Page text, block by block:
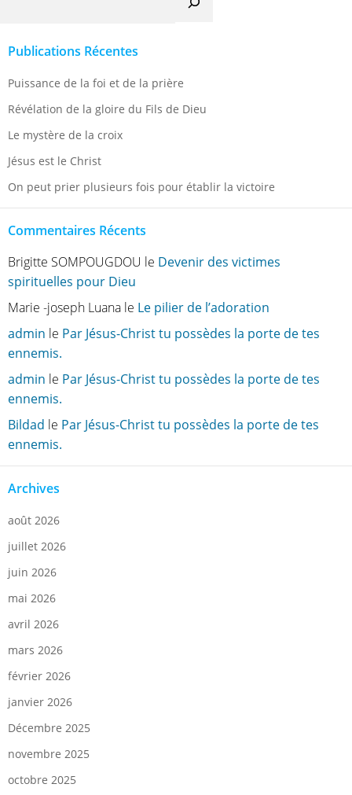
Publications Récentes
Puissance de la foi et de la prière
Révélation de la gloire du Fils de Dieu
Le mystère de la croix
Jésus est le Christ
On peut prier plusieurs fois pour établir la victoire
Commentaires Récents
Brigitte SOMPOUGDOU le Devenir des victimes
spirituelles pour Dieu
Marie -joseph Luana le Le pilier de l’adoration
admin le Par Jésus-Christ tu possèdes la porte de tes
ennemis.
admin le Par Jésus-Christ tu possèdes la porte de tes
ennemis.
Bildad le Par Jésus-Christ tu possèdes la porte de tes
ennemis.
Archives
août 2026
juillet 2026
juin 2026
mai 2026
avril 2026
mars 2026
février 2026
janvier 2026
Décembre 2025
novembre 2025
octobre 2025